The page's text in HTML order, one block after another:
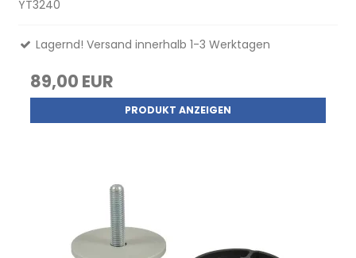
YT3240
Lagernd! Versand innerhalb 1-3 Werktagen
89,00 EUR
PRODUKT ANZEIGEN